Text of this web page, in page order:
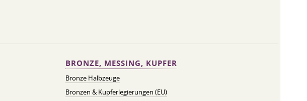
BRONZE, MESSING, KUPFER
Bronze Halbzeuge
Bronzen & Kupferlegierungen (EU)